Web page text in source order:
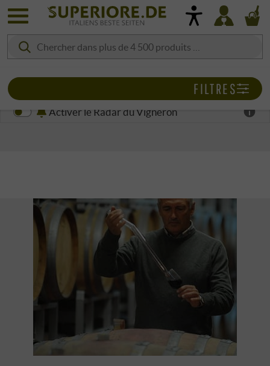
Activer le Radar du Vigneron
FILTRES